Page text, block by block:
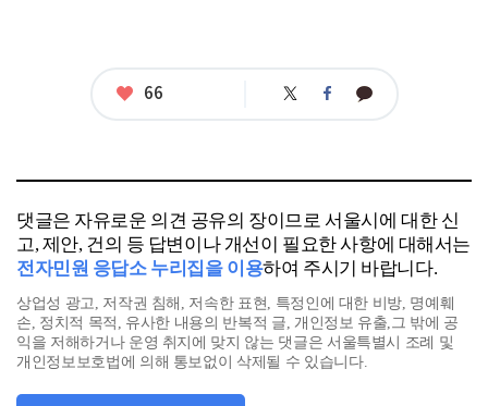
좋
66
트
페
카
카
댓글은 자유로운 의견 공유의 장이므로 서울시에 대한 신
고, 제안, 건의 등 답변이나 개선이 필요한 사항에 대해서는
전자민원 응답소 누리집을 이용하여 주시기 바랍니다.
상업성 광고, 저작권 침해, 저속한 표현, 특정인에 대한 비방, 명예훼
손, 정치적 목적, 유사한 내용의 반복적 글, 개인정보 유출,그 밖에 공
익을 저해하거나 운영 취지에 맞지 않는 댓글은 서울특별시 조례 및
개인정보보호법에 의해 통보없이 삭제될 수 있습니다.